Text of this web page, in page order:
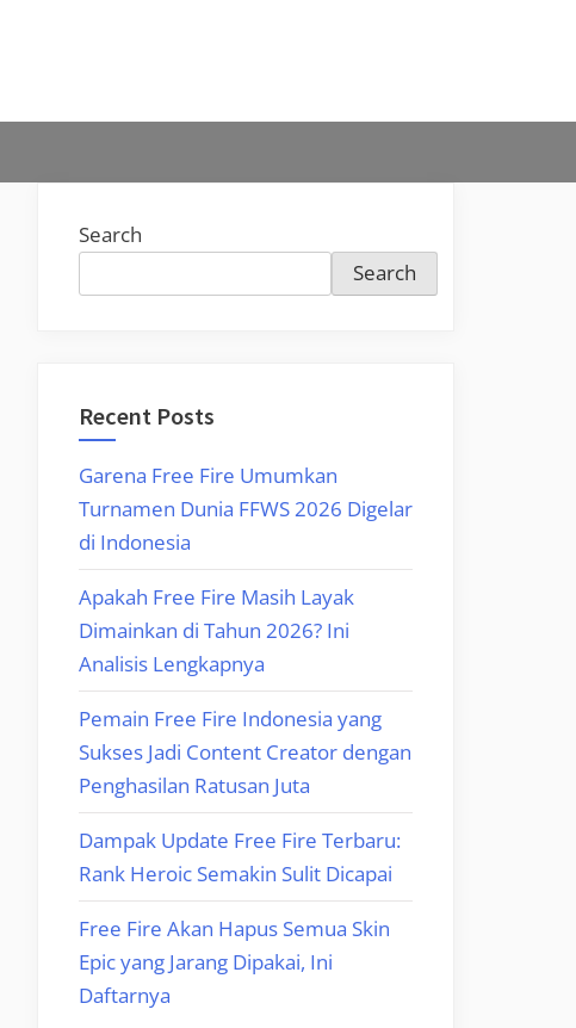
Search
Search
Recent Posts
Garena Free Fire Umumkan
Turnamen Dunia FFWS 2026 Digelar
di Indonesia
Apakah Free Fire Masih Layak
Dimainkan di Tahun 2026? Ini
Analisis Lengkapnya
Pemain Free Fire Indonesia yang
Sukses Jadi Content Creator dengan
Penghasilan Ratusan Juta
Dampak Update Free Fire Terbaru:
Rank Heroic Semakin Sulit Dicapai
Free Fire Akan Hapus Semua Skin
Epic yang Jarang Dipakai, Ini
Daftarnya